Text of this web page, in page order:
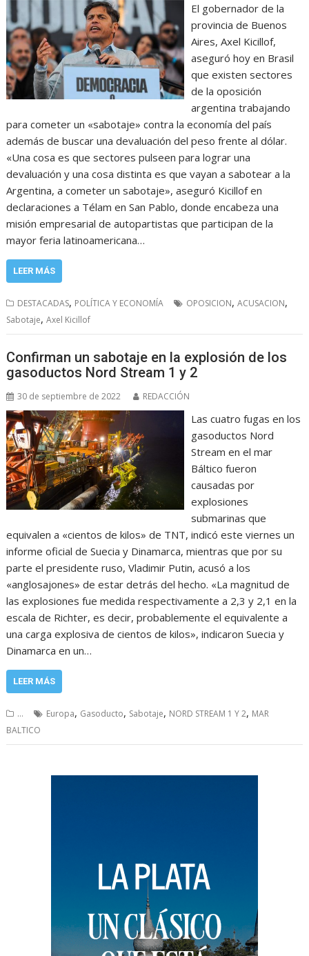
El gobernador de la
provincia de Buenos
Aires, Axel Kicillof,
aseguró hoy en Brasil
que existen sectores
de la oposición
argentina trabajando
para cometer un «sabotaje» contra la economía del país
además de buscar una devaluación del peso frente al dólar.
«Una cosa es que sectores pulseen para lograr una
devaluación y una cosa distinta es que vayan a sabotear a la
Argentina, a cometer un sabotaje», aseguró Kicillof en
declaraciones a Télam en San Pablo, donde encabeza una
misión empresarial de autopartistas que participan de la
mayor feria latinoamericana…
LEER MÁS
DESTACADAS, POLÍTICA Y ECONOMÍA OPOSICION,ACUSACION,
Sabotaje,Axel Kicillof
Confirman un sabotaje en la explosión de los
gasoductos Nord Stream 1 y 2
30 de septiembre de 2022 REDACCIÓN
Las cuatro fugas en los
gasoductos Nord
Stream en el mar
Báltico fueron
causadas por
explosiones
submarinas que
equivalen a «cientos de kilos» de TNT, indicó este viernes un
informe oficial de Suecia y Dinamarca, mientras que por su
parte el presidente ruso, Vladimir Putin, acusó a los
«anglosajones» de estar detrás del hecho. «La magnitud de
las explosiones fue medida respectivamente a 2,3 y 2,1 en la
escala de Richter, es decir, probablemente el equivalente a
una carga explosiva de cientos de kilos», indicaron Suecia y
Dinamarca en un…
LEER MÁS
... Europa, Gasoducto, Sabotaje, NORD STREAM 1 Y 2, MAR
BALTICO